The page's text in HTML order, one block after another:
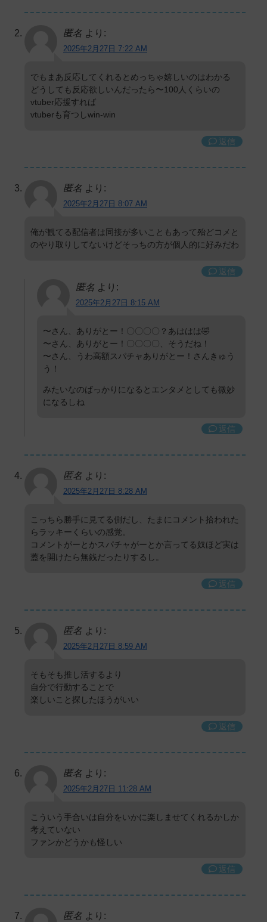
匿名 より:
2025年2月27日 7:22 AM
でもまあ反応してくれるとめっちゃ嬉しいのはわかる
どうしても反応欲しいんだったら〜100人くらいの
vtuber応援すれば
vtuberも育つしwin-win
返信
匿名 より:
2025年2月27日 8:07 AM
俺が観てる配信者は同接が多いこともあって殆どコメと
のやり取りしてないけどそっちの方が個人的に好みだわ
返信
匿名 より:
2025年2月27日 8:15 AM
〜さん、ありがとー！〇〇〇〇？あははは🤣
〜さん、ありがとー！〇〇〇〇、そうだね！
〜さん、うわ高額スパチャありがとー！さんきゅう
う！
みたいなのばっかりになるとエンタメとしても微妙
になるしね
返信
匿名 より:
2025年2月27日 8:28 AM
こっちら勝手に見てる側だし、たまにコメント拾われた
らラッキーくらいの感覚。
コメントがーとかスパチャがーとか言ってる奴ほど実は
蓋を開けたら無銭だったりするし。
返信
匿名 より:
2025年2月27日 8:59 AM
そもそも推し活するより
自分で行動することで
楽しいこと探したほうがいい
返信
匿名 より:
2025年2月27日 11:28 AM
こういう手合いは自分をいかに楽しませてくれるかしか
考えていない
ファンかどうかも怪しい
返信
匿名 より: